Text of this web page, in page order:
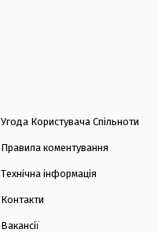
Угода Користувача Спільноти
Правила коментування
Технічна інформація
Контакти
Вакансії